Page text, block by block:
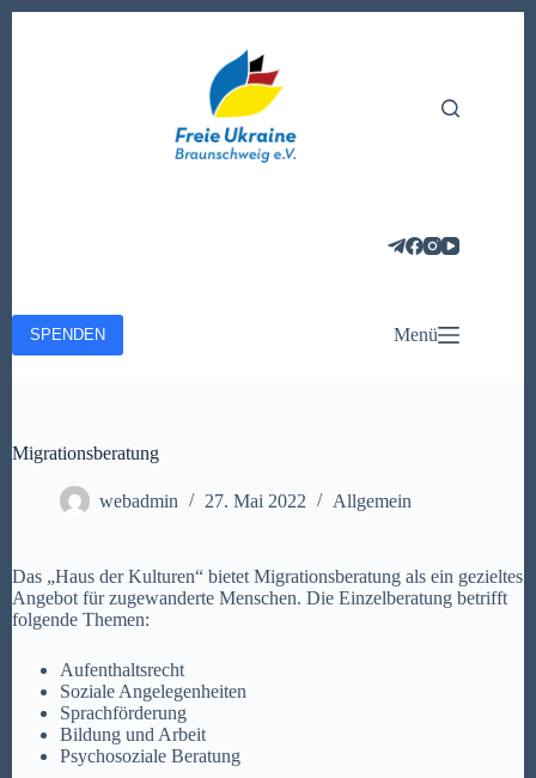
SPENDEN Menü
Migrationsberatung
webadmin 27. Mai 2022 Allgemein
Das „Haus der Kulturen“ bietet Migrationsberatung als ein gezieltes
Angebot für zugewanderte Menschen. Die Einzelberatung betrifft
folgende Themen:
Aufenthaltsrecht
Soziale Angelegenheiten
Sprachförderung
Bildung und Arbeit
Psychosoziale Beratung